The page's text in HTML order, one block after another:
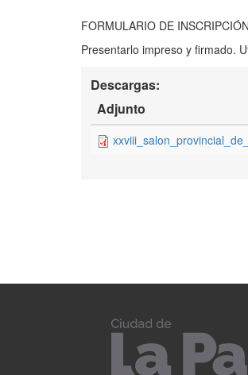
FORMULARIO DE
Presentarlo impreso y firmado.
Descargas:
Adjunto